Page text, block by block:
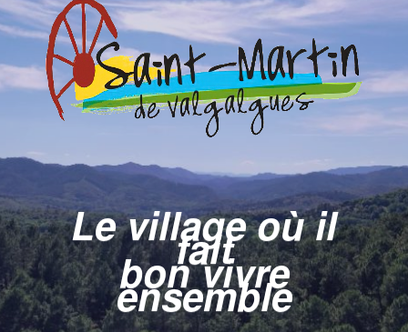
Le village où il
fait
bon vivre
ensemble